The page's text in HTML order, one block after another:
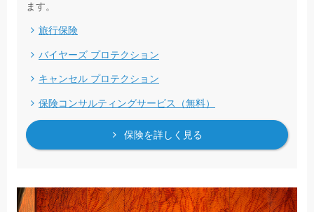
ます。
旅行保険
バイヤーズ プロテクション
キャンセル プロテクション
保険コンサルティングサービス（無料）
保険を詳しく見る